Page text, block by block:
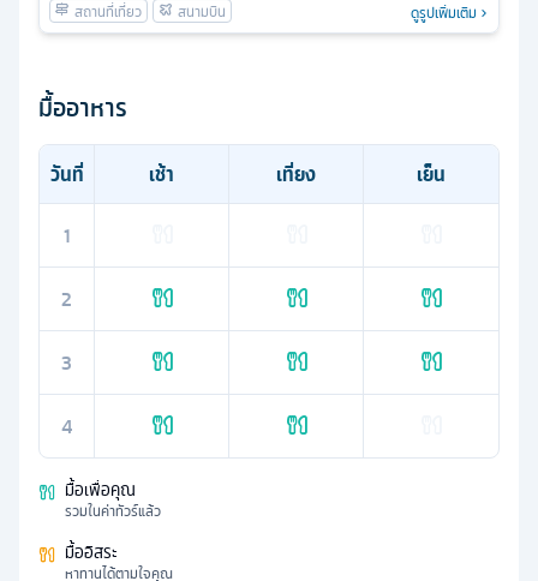
ดูรูปเพิ่มเติม
มื้ออาหาร
วันที่ เช้า เที่ยง
เย็น
1
2
3
4
มื้อเพื่อคุณ
รวมในค่าทัวร์แล้ว
มื้ออิสระ
หาทานได้ตามใจคุณ